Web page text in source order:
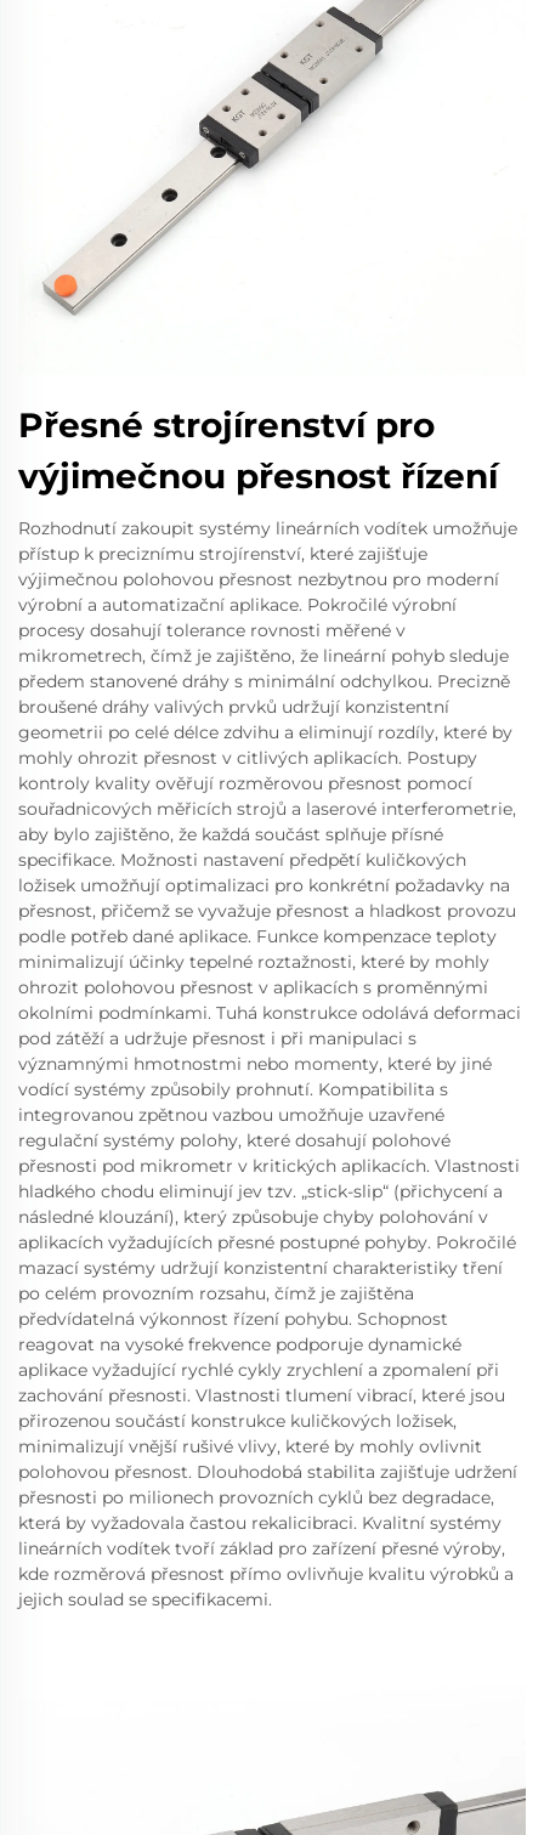
Přesné strojírenství pro
výjimečnou přesnost řízení
Rozhodnutí zakoupit systémy lineárních vodítek umožňuje
přístup k preciznímu strojírenství, které zajišťuje
výjimečnou polohovou přesnost nezbytnou pro moderní
výrobní a automatizační aplikace. Pokročilé výrobní
procesy dosahují tolerance rovnosti měřené v
mikrometrech, čímž je zajištěno, že lineární pohyb sleduje
předem stanovené dráhy s minimální odchylkou. Precizně
broušené dráhy valivých prvků udržují konzistentní
geometrii po celé délce zdvihu a eliminují rozdíly, které by
mohly ohrozit přesnost v citlivých aplikacích. Postupy
kontroly kvality ověřují rozměrovou přesnost pomocí
souřadnicových měřicích strojů a laserové interferometrie,
aby bylo zajištěno, že každá součást splňuje přísné
specifikace. Možnosti nastavení předpětí kuličkových
ložisek umožňují optimalizaci pro konkrétní požadavky na
přesnost, přičemž se vyvažuje přesnost a hladkost provozu
podle potřeb dané aplikace. Funkce kompenzace teploty
minimalizují účinky tepelné roztažnosti, které by mohly
ohrozit polohovou přesnost v aplikacích s proměnnými
okolními podmínkami. Tuhá konstrukce odolává deformaci
pod zátěží a udržuje přesnost i při manipulaci s
významnými hmotnostmi nebo momenty, které by jiné
vodící systémy způsobily prohnutí. Kompatibilita s
integrovanou zpětnou vazbou umožňuje uzavřené
regulační systémy polohy, které dosahují polohové
přesnosti pod mikrometr v kritických aplikacích. Vlastnosti
hladkého chodu eliminují jev tzv. „stick-slip“ (přichycení a
následné klouzání), který způsobuje chyby polohování v
aplikacích vyžadujících přesné postupné pohyby. Pokročilé
mazací systémy udržují konzistentní charakteristiky tření
po celém provozním rozsahu, čímž je zajištěna
předvídatelná výkonnost řízení pohybu. Schopnost
reagovat na vysoké frekvence podporuje dynamické
aplikace vyžadující rychlé cykly zrychlení a zpomalení při
zachování přesnosti. Vlastnosti tlumení vibrací, které jsou
přirozenou součástí konstrukce kuličkových ložisek,
minimalizují vnější rušivé vlivy, které by mohly ovlivnit
polohovou přesnost. Dlouhodobá stabilita zajišťuje udržení
přesnosti po milionech provozních cyklů bez degradace,
která by vyžadovala častou rekalicibraci. Kvalitní systémy
lineárních vodítek tvoří základ pro zařízení přesné výroby,
kde rozměrová přesnost přímo ovlivňuje kvalitu výrobků a
jejich soulad se specifikacemi.